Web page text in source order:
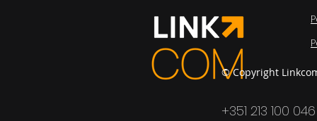
© Copyright
+351 213 100 046